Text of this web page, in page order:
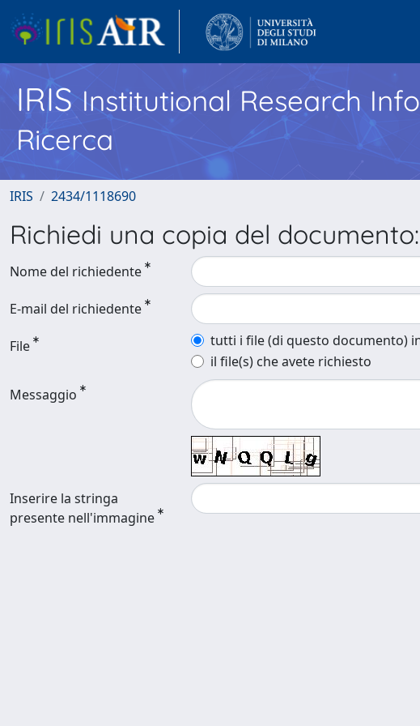
IRISInstitutional Research
Ricerca
IRIS 2434/1118690
Richiedi una copia del documento:
Nome del richiedente
E-mail del richiedente
File
tutti i file (di questo documento)
il file(s) che avete richiesto
Messaggio
Inserire la stringa
presente nell'immagine